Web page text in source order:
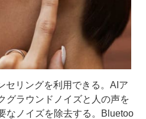
セリングを利用できる。AIア
グラウンドノイズと人の声を
なノイズを除去する。Bluetoo